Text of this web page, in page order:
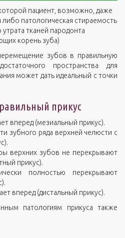
пациент, возможно, даже
либо патологическая стираемость
тканей пародонта
корень зуба)
зубов в правильную
пространства для
может дать идеальный с точки
прикус
вперед (мезиальный прикус).
зубного ряда верхней челюсти с
верхних зубов не перекрывают
прикус).
полностью перекрывают
вперед (дистальный прикус).
патологиям прикуса также